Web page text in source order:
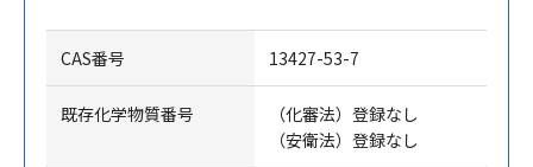
CAS番号 13427-53-7
既存化学物質番号
（化審法）登録なし
（安衛法）登録なし